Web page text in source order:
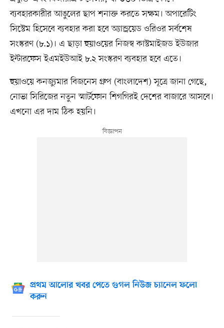
ব্যবহারকারীর আঙুলের ছাপ শনাক্ত করতে সক্ষম। অপারেটিং
সিস্টেম হিসেবে ব্যবহার করা হবে অ্যান্ড্রয়েড ওরিওর সর্বশেষ
সংস্করণ (৮.১)। এ ছাড়া হুয়াওয়ের নিজস্ব কাস্টমাইজড ইউজার
ইন্টারফেস ইএমইউআই ৮.২ সংস্করণ ব্যবহার হবে এতে।
হুয়াওয়ে কনজ্যুমার বিজনেস গ্রুপ (বাংলাদেশ) সূত্রে জানা গেছে,
নোভা সিরিজের নতুন স্মার্টফোন শিগগিরই দেশের বাজারে আসবে।
এখনো এর দাম ঠিক হয়নি।
প্রথম আলোর খবর পেতে গুগল নিউজ চ্যানেল ফলো
করুন